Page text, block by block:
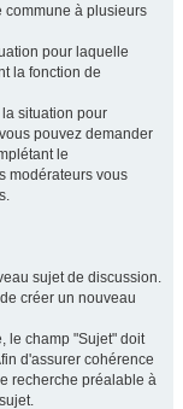
commune à plusieurs
pour laquelle
la fonction de
situation pour
pouvez demander
le
modérateurs vous
sujet de discussion.
créer un nouveau
le champ "Sujet" doit
d'assurer cohérence
recherche préalable à